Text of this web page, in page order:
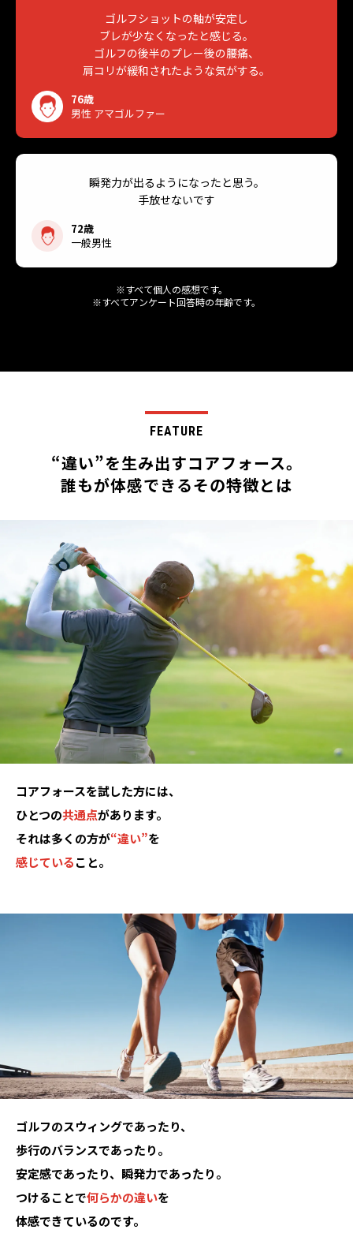
ゴルフショットの軸が安定し
ブレが少なくなったと感じる。
ゴルフの後半のプレー後の腰痛、
肩コリが緩和されたような気がする。
76歳
男性 アマゴルファー
瞬発力が出るようになったと思う。
手放せないです
72歳
一般男性
※すべて個人の感想です。
※すべてアンケート回答時の年齢です。
FEATURE
“違い”を生み出すコアフォース。
誰もが体感できるその特徴とは
コアフォースを試した方には、
ひとつの共通点があります。
それは多くの方が“違い”を
感じていること。
ゴルフのスウィングであったり、
歩行のバランスであったり。
安定感であったり、瞬発力であったり。
つけることで何らかの違いを
体感できているのです。